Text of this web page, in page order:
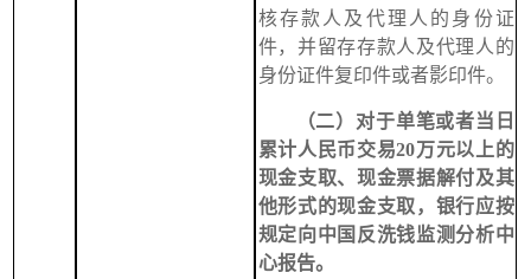
核存款人及代理人的身份证
件，并留存存款人及代理人的
身份证件复印件或者影印件。
（二）对于单笔或者当日
累计人民币交易20万元以上的
现金支取、现金票据解付及其
他形式的现金支取，银行应按
规定向中国反洗钱监测分析中
心报告。